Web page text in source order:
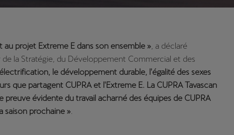
projet Extreme E dans son ensemble », a déclaré
la Stratégie, du Développement Commercial et des
le développement durable, l'égalité des sexes
que partagent CUPRA et l'Extreme E. La CUPRA Tavascan
preuve évidente du travail acharné des équipes de CUPRA
saison prochaine ».